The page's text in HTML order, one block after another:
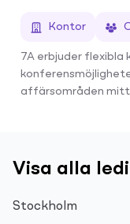
Kontor
7A erbjuder flexibla
affärsområden mitt
Visa alla
Stockholm